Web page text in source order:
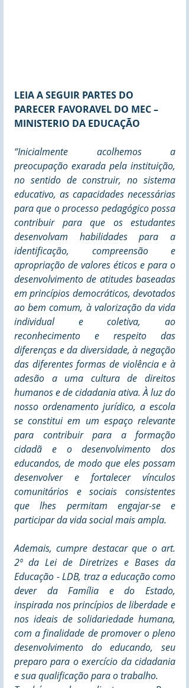
LEIA A SEGUIR PARTES DO
PARECER FAVORAVEL DO MEC –
MINISTERIO DA EDUCAÇÃO
“Inicialmente acolhemos a
preocupação exarada pela instituição,
no sentido de construir, no sistema
educativo, as capacidades necessárias
para que o processo pedagógico possa
contribuir para que os estudantes
desenvolvam habilidades para a
identificação, compreensão e
apropriação de valores éticos e para o
desenvolvimento de atitudes baseadas
em princípios democráticos, devotados
ao bem comum, à valorização da vida
individual e coletiva, ao
reconhecimento e respeito das
diferenças e da diversidade, à negação
das diferentes formas de violência e à
adesão a uma cultura de direitos
humanos e de cidadania ativa. À luz do
nosso ordenamento jurídico, a escola
se constitui em um espaço relevante
para contribuir para a formação
cidadã e o desenvolvimento dos
educandos, de modo que eles possam
desenvolver e fortalecer vínculos
comunitários e sociais consistentes
que lhes permitam engajar-se e
participar da vida social mais ampla.
Ademais, cumpre destacar que o art.
2º da Lei de Diretrizes e Bases da
Educação - LDB, traz a educação como
dever da Família e do Estado,
inspirada nos princípios de liberdade e
nos ideais de solidariedade humana,
com a finalidade de promover o pleno
desenvolvimento do educando, seu
preparo para o exercício da cidadania
e sua qualificação para o trabalho.